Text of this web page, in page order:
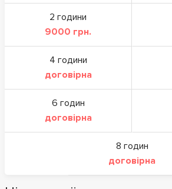
2 години
9000 грн.
4 години
договірна
6 годин
договірна
8 годин
договірна